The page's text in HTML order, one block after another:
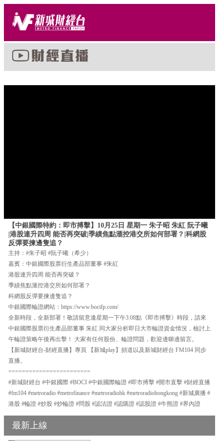
【中銀國際特約：即市搏擊】10月25日 星期一 朱子昭 朱紅 阮子曦
|港股連升四周 能否再突破|季績焦點滙控港交所如何部署？|科網股
反彈要揀邊隻追？
主持：#朱子昭 #阮子曦（希少）
嘉賓：中銀國際股票衍生產品部董事 #朱紅
港股連升四周 能否再突破？
季績焦點滙控港交所如何部署？
科網股反彈要揀邊隻追？
中銀國際輪證網站：https://www.bocifp.com/
全新時段，全新部署！敬請留意逢星期一下午3:08點《即市搏擊》時段，請來
中銀國際股票衍生產品部董事 朱紅 同大家分析即日大市輪證資金情況，檢討上
午輪證策略午後再出擊！ 大家有任何股份、輪證問題，歡迎邊睇邊留言。
【新城財經台-財經直播】專頁 【新城play】頻道以及新城財經台 FM104 同步
直播。
========================
#新城財經台 #中銀國際 #BOCI #中銀國際輪證 #即市搏擊 #開市直擊 #財經直播
#fm104 #metroradio #metrofinance #metroradiohk #metroradiohongkong #新城廣播 #
港股 #輪證 #炒股 #炒輪證 #問股 #認沽證 #認購證 #認股證 #牛熊證 #界內證
最新上線